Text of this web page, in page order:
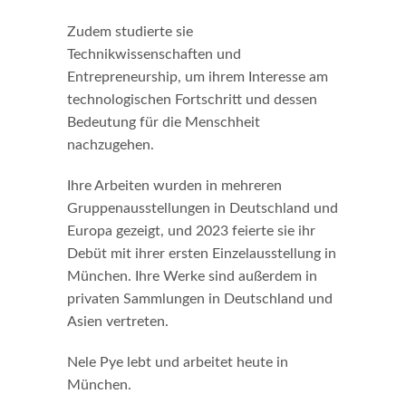
Zudem studierte sie
Technikwissenschaften und
Entrepreneurship, um ihrem Interesse am
technologischen Fortschritt und dessen
Bedeutung für die Menschheit
nachzugehen.
Ihre Arbeiten wurden in mehreren
Gruppenausstellungen in Deutschland und
Europa gezeigt, und 2023 feierte sie ihr
Debüt mit ihrer ersten Einzelausstellung in
München. Ihre Werke sind außerdem in
privaten Sammlungen in Deutschland und
Asien vertreten.
Nele Pye lebt und arbeitet heute in
München.